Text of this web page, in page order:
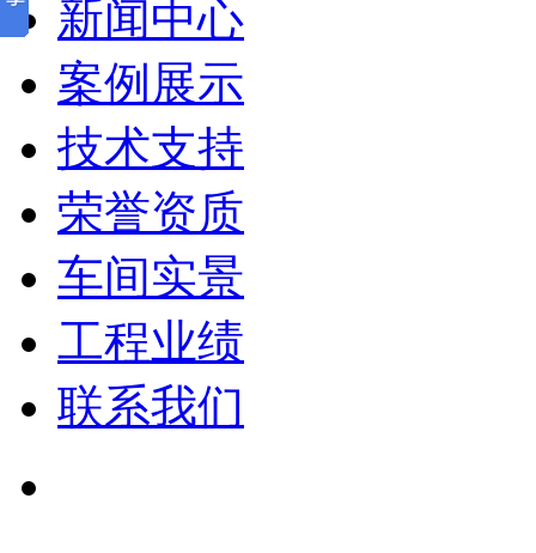
新闻中心
案例展示
技术支持
荣誉资质
车间实景
工程业绩
联系我们